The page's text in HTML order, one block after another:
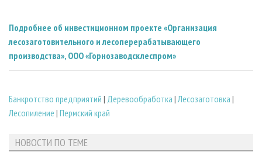
Подробнее об инвестиционном проекте «Организация
лесозаготовительного и лесоперерабатывающего
производства», ООО «Горнозаводсклеспром»
Банкротство предприятий | Деревообработка |Лесозаготовка |
Лесопиление | Пермский край
НОВОСТИ ПО ТЕМЕ